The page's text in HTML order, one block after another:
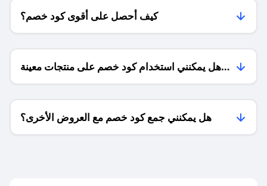
كيف أحصل على أقوى كود خصم؟
هل يمكنني استخدام كود خصم على منتجات معينة
فقط؟
هل يمكنني جمع كود خصم مع العروض الأخرى؟